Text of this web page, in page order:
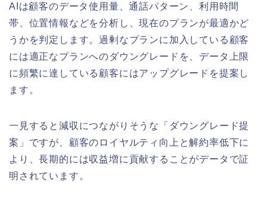
AIは顧客のデータ使用量、通話パターン、利用時間
帯、位置情報などを分析し、現在のプランが最適かど
うかを判定します。過剰なプランに加入している顧客
には適正なプランへのダウングレードを、データ上限
に頻繁に達している顧客にはアップグレードを提案し
ます。
一見すると減収につながりそうな「ダウングレード提
案」ですが、顧客のロイヤルティ向上と解約率低下に
より、長期的には収益増に貢献することがデータで証
明されています。